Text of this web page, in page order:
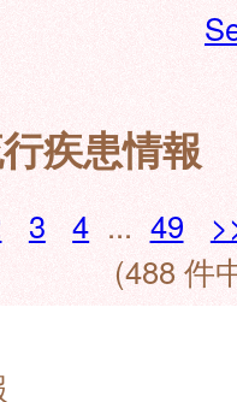
疾患情報
3 4 ... 49
(488 件